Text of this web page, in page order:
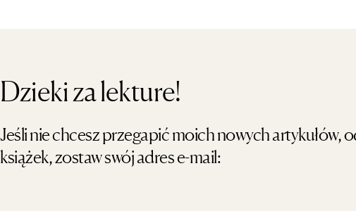
Dzieki za lekture!
Jeśli nie chcesz przegapić moich nowych artykułów,
książek, zostaw swój adres e-mail: